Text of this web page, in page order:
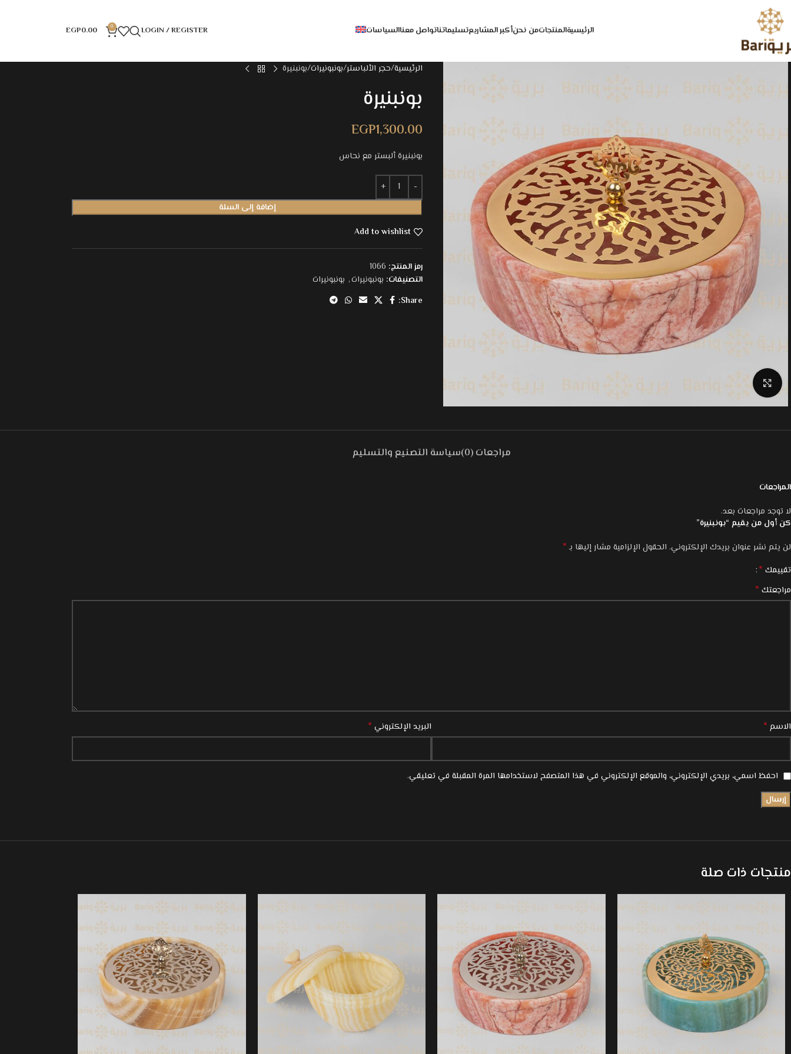
الرئيسيةالمنتجاتمن نحنأكبر المشاريعتسليماتناتواصل معناالسياسات LOGIN / REGISTER
0
EGP0.00
Click to enlarge
الرئيسية حجر الألباستر بونبونيرات بونبنيرة
بونبنيرة
EGP1,300.00
بونبنيرة ألبستر مع نحاس
إضافة إلى السلة
Add to wishlist
رمز المنتج: 1066
التصنيفات: بونبونيرات, بونبونيرات
Share:
مراجعات (0) سياسة التصنيع والتسليم
المراجعات
لا توجد مراجعات بعد.
كن أول من يقيم “بونبنيرة”
لن يتم نشر عنوان بريدك الإلكتروني. الحقول الإلزامية مشار إليها بـ*
تقييمك *
مراجعتك *
الاسم * البريد الإلكتروني *
احفظ اسمي، بريدي الإلكتروني، والموقع الإلكتروني في هذا المتصفح لاستخدامها المرة المقبلة في تعليقي.
منتجات ذات صلة